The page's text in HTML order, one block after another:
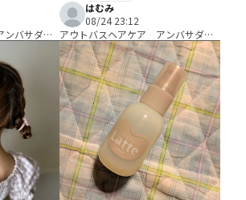
ンバサダ
はむみ
08/24 23:12
アウトバスヘアケア アンバサダ
ー Ａコース：＼試して考える／キ
ャッチコピー開発コース